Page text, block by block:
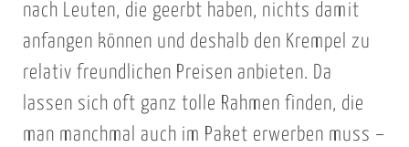
nach Leuten, die geerbt haben, nichts damit
anfangen können und deshalb den Krempel zu
relativ freundlichen Preisen anbieten. Da
lassen sich oft ganz tolle Rahmen finden, die
man manchmal auch im Paket erwerben muss –